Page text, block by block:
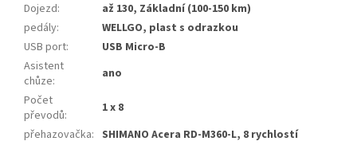
Dojezd:
až 130, Základní (100-150 km)
pedály:
WELLGO, plast s odrazkou
USB port:
USB Micro-B
Asistent
chůze:
ano
Počet
převodů:
1 x 8
přehazovačka: SHIMANO Acera RD-M360-L, 8 rychlostí